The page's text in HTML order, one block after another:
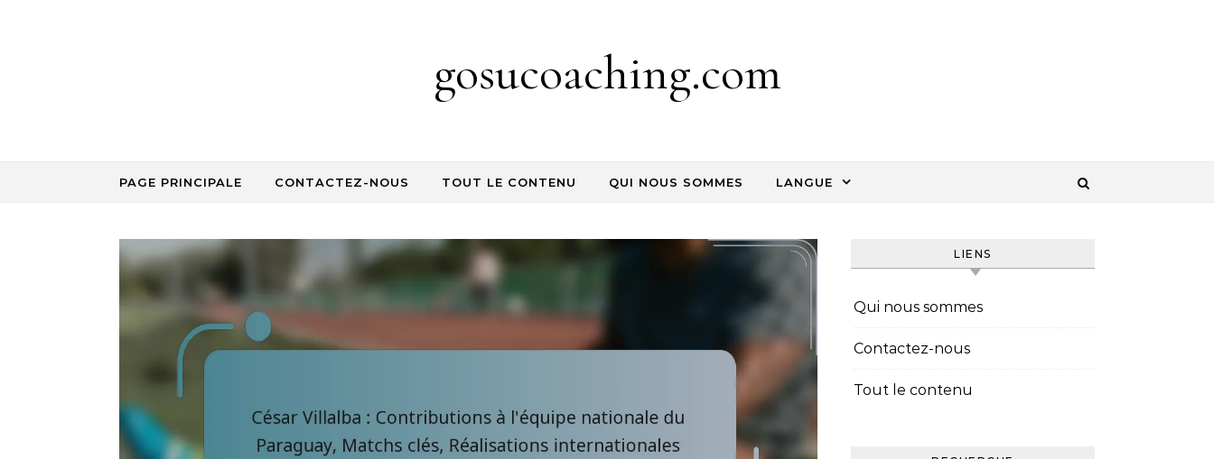
gosucoaching.com
PAGE PRINCIPALE CONTACTEZ-NOUS TOUT LE CONTENU QUI NOUS SOMMES LANGUE
LIENS
Qui nous sommes
Contactez-nous
Tout le contenu